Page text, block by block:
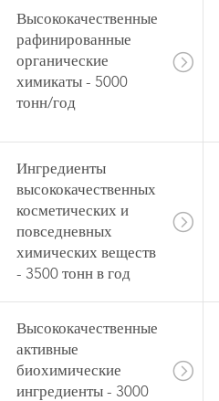
Высококачественные
рафинированные
органические
химикаты - 5000
тонн/год
Ингредиенты
высококачественных
косметических и
повседневных
химических веществ
- 3500 тонн в год
Высококачественные
активные
биохимические
ингредиенты - 3000